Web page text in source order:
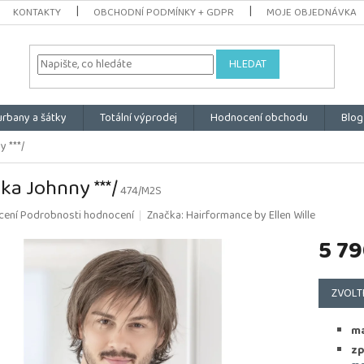
KONTAKTY OBCHODNÍ PODMÍNKY + GDPR MOJE OBJEDNÁVKA
HLEDAT
a šátky Totální výprodej Hodnocení obchodu Blog
***/
Johnny ***/474/M2S
Podrobnosti hodnocení Značka:Hairformance by Ellen Wille
5
Měrná
cena: